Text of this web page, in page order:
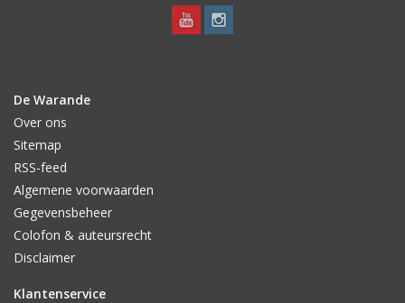
Sterke Bollen Dagen
Nieuws
De Warande
Over ons
Sitemap
RSS-feed
Algemene voorwaarden
Gegevensbeheer
Colofon & auteursrecht
Disclaimer
Klantenservice